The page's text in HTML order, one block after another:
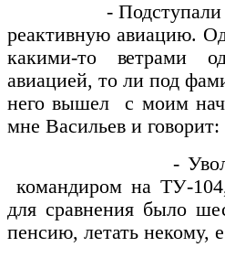
- Подступали новые
реактивную авиацию.
какими-то ветрами
авиацией, то ли под
него вышел с моим
мне Васильев и говорит:
- Увольняйся,
командиром на ТУ-
для сравнения было
пенсию, летать некому,